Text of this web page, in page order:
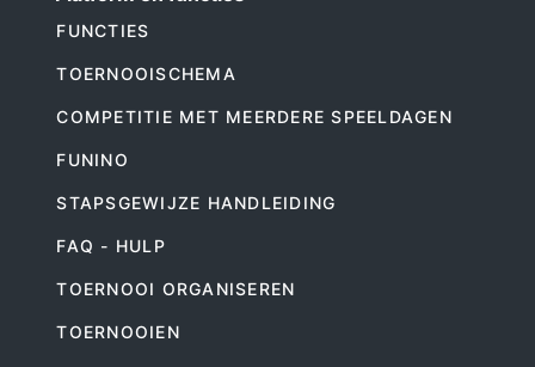
FUNCTIES
TOERNOOISCHEMA
COMPETITIE MET MEERDERE SPEELDAGEN
FUNINO
STAPSGEWIJZE HANDLEIDING
FAQ - HULP
TOERNOOI ORGANISEREN
TOERNOOIEN